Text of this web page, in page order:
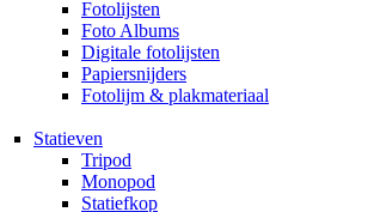
Fotolijsten
Foto Albums
Digitale fotolijsten
Papiersnijders
Fotolijm & plakmateriaal
Statieven
Tripod
Monopod
Statiefkop